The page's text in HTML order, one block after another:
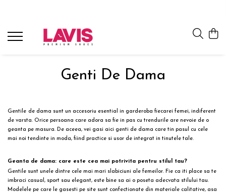
Lichidare Incaltaminte Dama
Pantofi dama casual
Ghete dama piele
Cizme dama piele
Lichidare Incaltaminte Barbati
Pantofi casual barbati
Accesorii Din Piele
Corvaris
Denis
Epica
Moda Prosper
Otter
Prego
Genti De Dama
Gentile de dama sunt un accesoriu esential in garderoba fiecarei femei, indiferent
de varsta. Orice persoana care adora sa fie in pas cu trendurile are nevoie de o
geanta pe masura. De aceea, vei gasi aici genti de dama care tin pasul cu cele
mai noi tendinte in moda, fiind practice si usor de integrat in tinutele tale.
Geanta de dama: care este cea mai potrivita pentru stilul tau?
Gentile sunt unele dintre cele mai mari slabiciuni ale femeilor. Fie ca iti place sa te
imbraci casual , sport sau elegant, este bine sa ai o poseta adecvata stilului tau.
Modelele pe care le gasesti pe site sunt confectionate din materiale calitative, asa